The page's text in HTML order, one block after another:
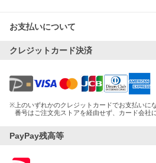
お支払いについて
クレジットカード決済
※ 上のいずれかのクレジットカードでお支払いに
番号はご注文先ストアを経由せず、カード会社
PayPay残高等